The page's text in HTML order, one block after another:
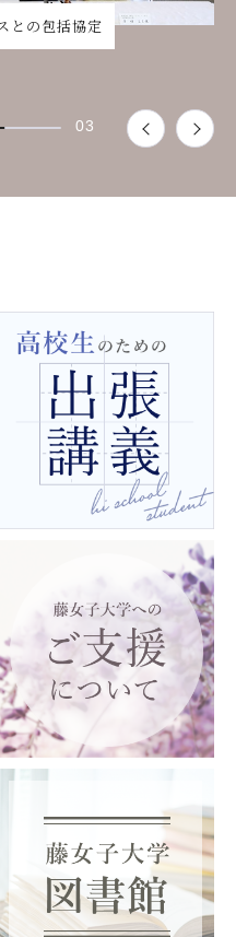
との包括協定
/
03